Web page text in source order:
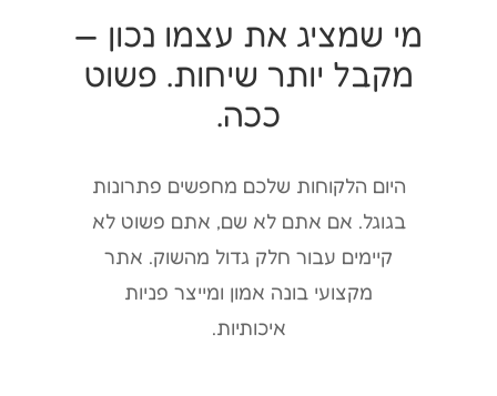
מי שמציג את עצמו נכון —
מקבל יותר שיחות. פשוט
ככה.
היום הלקוחות שלכם מחפשים פתרונות
בגוגל. אם אתם לא שם, אתם פשוט לא
קיימים עבור חלק גדול מהשוק. אתר
מקצועי בונה אמון ומייצר פניות
איכותיות.